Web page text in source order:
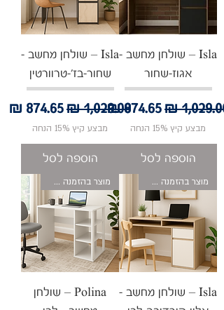
Isla – שולחן מחשב -
אגוז-שחור
מחיר רגיל מחיר מבצע
מבצע קיץ 15% הנחה
הוספה לסל
Isla – שולחן מחשב -
שחור-בז'-טרוורטין
מחיר רגיל מחיר
מבצע קיץ 15% הנחה
הוספה לסל
מוצר בהזמנה אישית
Isla – שולחן מחשב -
מוצר בהזמנה אישית
Polina – שולחן